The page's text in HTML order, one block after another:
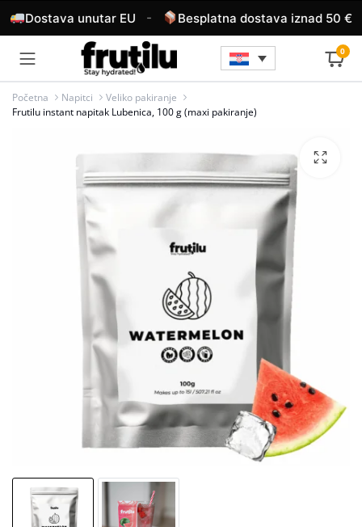
Dostava unutar EU - Besplatna dostava iznad 50 € -
0
Početna Napitci
Veliko pakiranje
Frutilu instant napitak Lubenica, 100 g (maxi pakiranje)